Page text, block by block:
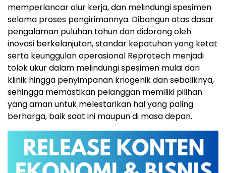
memperlancar alur kerja, dan melindungi spesimen
selama proses pengirimannya. Dibangun atas dasar
pengalaman puluhan tahun dan didorong oleh
inovasi berkelanjutan, standar kepatuhan yang ketat
serta keunggulan operasional Reprotech menjadi
tolok ukur dalam melindungi spesimen mulai dari
klinik hingga penyimpanan kriogenik dan sebaliknya,
sehingga memastikan pelanggan memiliki pilihan
yang aman untuk melestarikan hal yang paling
berharga, baik saat ini maupun di masa depan.